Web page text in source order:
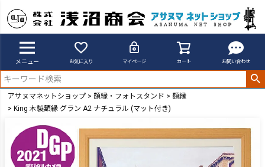
メニュー お気に入り マイページ カート お問い合わせ
アサヌマネットショップ 額縁・フォトスタンド
額縁
King 木製額縁 グラン A2 ナチュラル (マット付き)